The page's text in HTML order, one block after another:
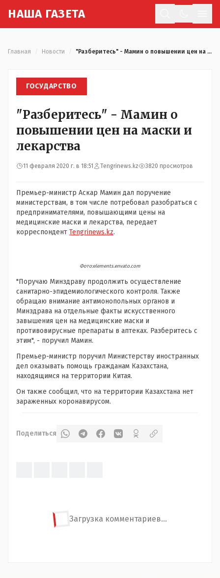
НАША ГАЗЕТА
Главная Новости "Разберитесь" - Мамин о повышении цен на маски и лекарства
ГОСУДАРСТВО
"Разберитесь" - Мамин о
повышении цен на маски и
лекарства
11 февраля 2020 г. в 18:51 Tengrinews.kz 3820 просмотров
Премьер-министр Аскар Мамин дал поручение
министерствам, в том числе потребовал разобраться с
предпринимателями, повышающими цены на
медицинские маски и лекарства, передает
корреспондент Tengrinews.kz.
Фото:elements.envato.com
"Поручаю Минздраву продолжить осуществление
санитарно-эпидемиологического контроля. Также
обращаю внимание антимонопольных органов и
Минздрава на отдельные факты искусственного
завышения цен на медицинские маски и
противовирусные препараты в аптеках. Разберитесь с
этим", - поручил Мамин.
Премьер-министр поручил Министерству иностранных
дел оказывать помощь гражданам Казахстана,
находящимся на территории Китая.
Он также сообщил, что на территории Казахстана нет
зараженных коронавирусом.
Поделиться
Загрузка комментариев...